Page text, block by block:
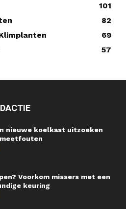
101
82
69
57
nieuwe koelkast uitzoeken
Voorkom missers met een
keuring